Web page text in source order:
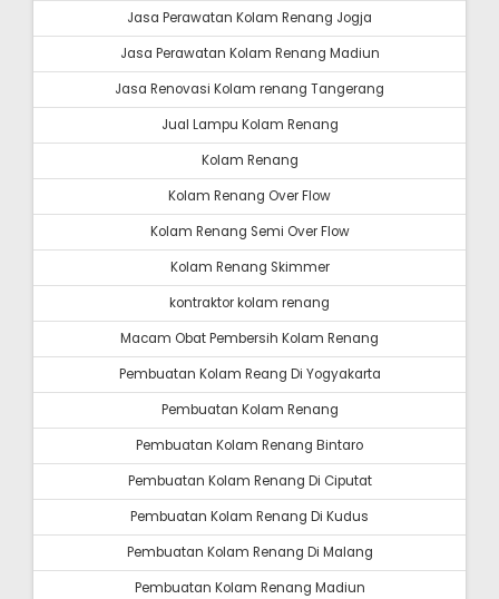
Jasa Perawatan Kolam Renang Jogja
Jasa Perawatan Kolam Renang Madiun
Jasa Renovasi Kolam renang Tangerang
Jual Lampu Kolam Renang
Kolam Renang
Kolam Renang Over Flow
Kolam Renang Semi Over Flow
Kolam Renang Skimmer
kontraktor kolam renang
Macam Obat Pembersih Kolam Renang
Pembuatan Kolam Reang Di Yogyakarta
Pembuatan Kolam Renang
Pembuatan Kolam Renang Bintaro
Pembuatan Kolam Renang Di Ciputat
Pembuatan Kolam Renang Di Kudus
Pembuatan Kolam Renang Di Malang
Pembuatan Kolam Renang Madiun